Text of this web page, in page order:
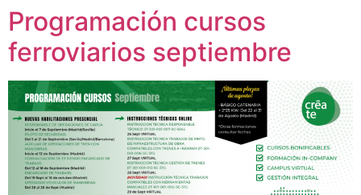
Programación cursos
ferroviarios septiembre